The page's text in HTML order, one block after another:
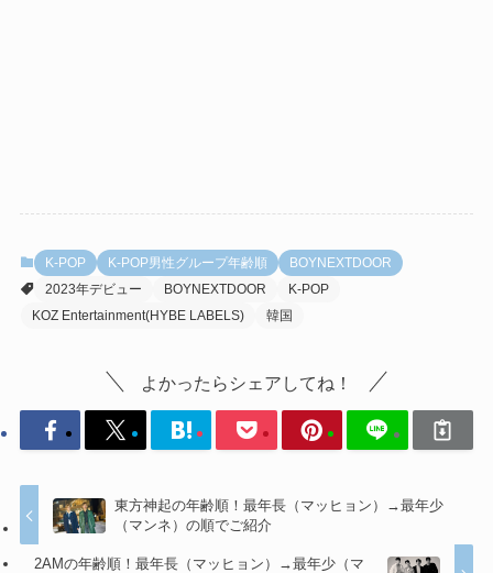
K-POP K-POP男性グループ年齢順
BOYNEXTDOOR
2023年デビュー
BOYNEXTDOOR
K-POP
KOZ Entertainment(HYBE LABELS)
韓国
よかったらシェアしてね！
東方神起の年齢順！最年長（マッヒョン）→最年少
（マンネ）の順でご紹介
2AMの年齢順！最年長（マッヒョン）→最年少（マ